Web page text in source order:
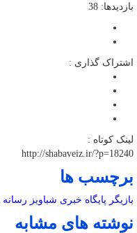
بازدیدها: 38
اشتراک گذاری :
لینک کوتاه :
http://shabaveiz.ir/?p=18240
برچسب ها
بازیگر پایگاه خبری شباویز رسانه
نوشته های مشابه